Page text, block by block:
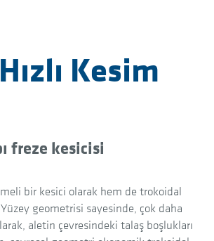
Kesim
freze kesicisi
bir kesici olarak hem de trokoidal
geometrisi sayesinde, çok daha
aletin çevresindeki talaş boşlukları